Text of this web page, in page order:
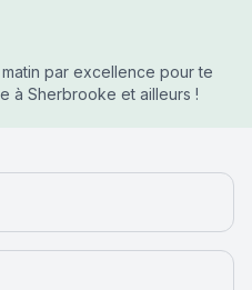
par excellence pour te
à Sherbrooke et ailleurs !